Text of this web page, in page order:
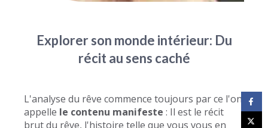
Explorer son monde intérieur: Du
récit au sens caché
L'analyse du rêve commence toujours par ce l'on
appelle le contenu manifeste : Il est le récit
brut du rêve, l'histoire telle que vous vous en